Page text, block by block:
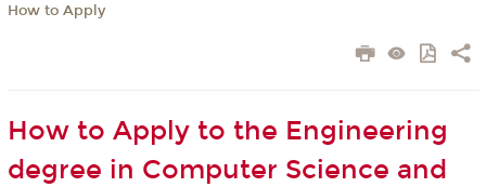
How to Apply
How to Apply to the Engineering
degree in Computer Science and